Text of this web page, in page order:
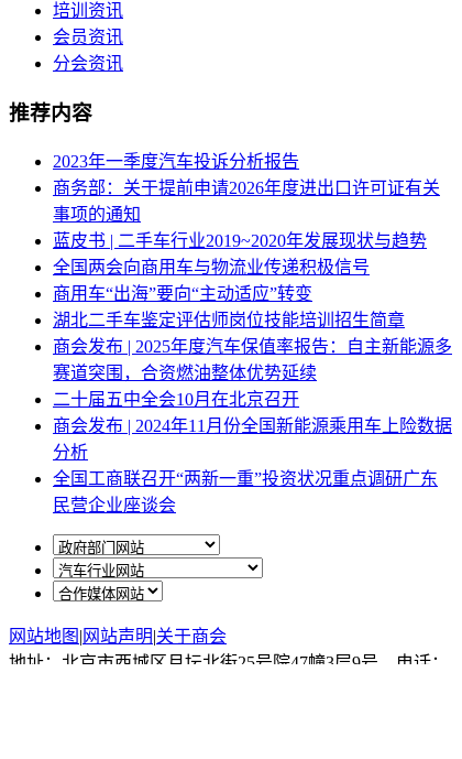
培训资讯
会员资讯
分会资讯
推荐内容
2023年一季度汽车投诉分析报告
商务部：关于提前申请2026年度进出口许可证有关
事项的通知
蓝皮书 | 二手车行业2019~2020年发展现状与趋势
全国两会向商用车与物流业传递积极信号
商用车“出海”要向“主动适应”转变
湖北二手车鉴定评估师岗位技能培训招生简章
商会发布 | 2025年度汽车保值率报告：自主新能源多
赛道突围，合资燃油整体优势延续
二十届五中全会10月在北京召开
商会发布 | 2024年11月份全国新能源乘用车上险数据
分析
全国工商联召开“两新一重”投资状况重点调研广东
民营企业座谈会
网站地图 | 网站声明|关于商会
地址：北京市西城区月坛北街25号院47幢3层9号 电话：